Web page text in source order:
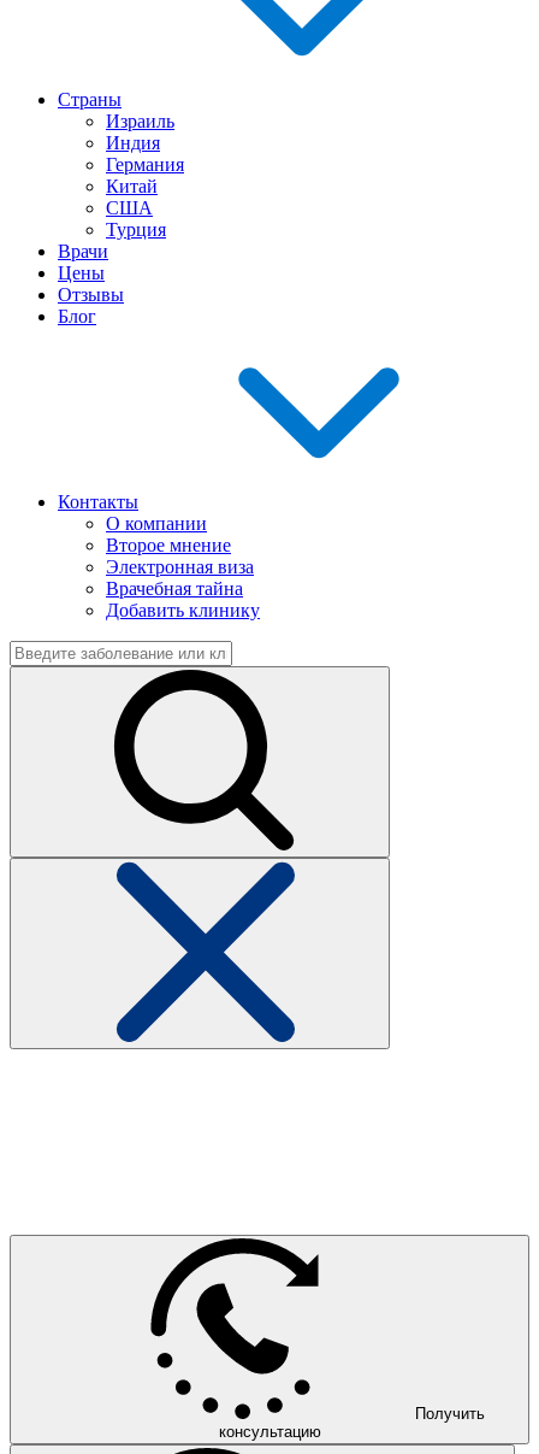
Страны
Израиль
Индия
Германия
Китай
США
Турция
Врачи
Цены
Отзывы
Блог
Контакты
О компании
Второе мнение
Электронная виза
Врачебная тайна
Добавить клинику
Получить
консультацию